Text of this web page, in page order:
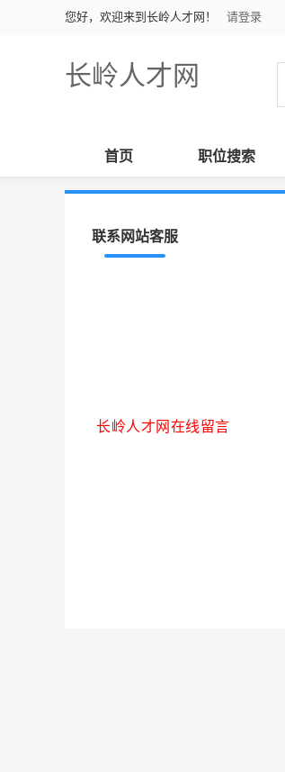
您好，欢迎来到长岭人才网！ 请登录
长岭人才网
首页 职位搜索
联系网站客服
长岭人才网在线留言